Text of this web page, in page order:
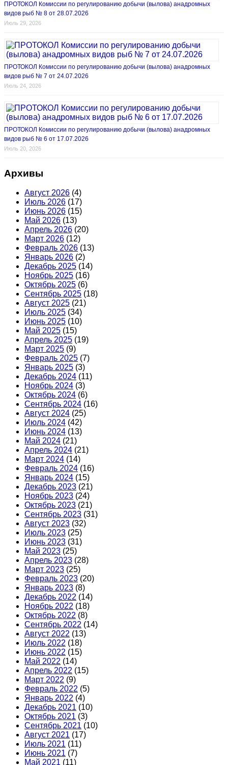
ПРОТОКОЛ Комиссии по регулированию добычи (вылова) анадромных
видов рыб № 8 от 28.07.2026
Июль 29, 2026
ПРОТОКОЛ Комиссии по регулированию добычи (вылова) анадромных
видов рыб № 7 от 24.07.2026
Июль 24, 2026
ПРОТОКОЛ Комиссии по регулированию добычи (вылова) анадромных
видов рыб № 6 от 17.07.2026
Июль 20, 2026
Архивы
Август 2026 (4)
Июль 2026 (17)
Июнь 2026 (15)
Май 2026 (13)
Апрель 2026 (20)
Март 2026 (12)
Февраль 2026 (13)
Январь 2026 (2)
Декабрь 2025 (14)
Ноябрь 2025 (16)
Октябрь 2025 (6)
Сентябрь 2025 (18)
Август 2025 (21)
Июль 2025 (34)
Июнь 2025 (10)
Май 2025 (15)
Апрель 2025 (19)
Март 2025 (9)
Февраль 2025 (7)
Январь 2025 (3)
Декабрь 2024 (11)
Ноябрь 2024 (3)
Октябрь 2024 (6)
Сентябрь 2024 (16)
Август 2024 (25)
Июль 2024 (42)
Июнь 2024 (13)
Май 2024 (21)
Апрель 2024 (21)
Март 2024 (14)
Февраль 2024 (16)
Январь 2024 (15)
Декабрь 2023 (21)
Ноябрь 2023 (24)
Октябрь 2023 (21)
Сентябрь 2023 (31)
Август 2023 (32)
Июль 2023 (25)
Июнь 2023 (31)
Май 2023 (25)
Апрель 2023 (28)
Март 2023 (25)
Февраль 2023 (20)
Январь 2023 (8)
Декабрь 2022 (14)
Ноябрь 2022 (18)
Октябрь 2022 (8)
Сентябрь 2022 (14)
Август 2022 (13)
Июль 2022 (18)
Июнь 2022 (15)
Май 2022 (14)
Апрель 2022 (15)
Март 2022 (9)
Февраль 2022 (5)
Январь 2022 (4)
Декабрь 2021 (10)
Октябрь 2021 (3)
Сентябрь 2021 (10)
Август 2021 (17)
Июль 2021 (11)
Июнь 2021 (7)
Май 2021 (11)